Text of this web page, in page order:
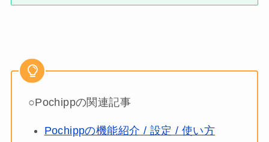
○Pochippの関連記事
Pochippの機能紹介 / 設定 / 使い方